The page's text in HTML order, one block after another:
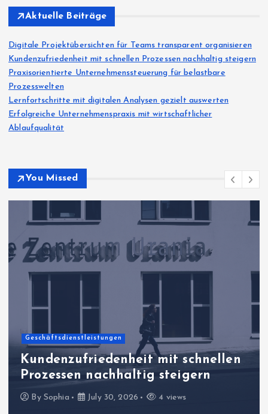
Aktuelle Beiträge
Digitale Projektübersichten für Teams transparent organisieren
Kundenzufriedenheit mit schnellen Prozessen nachhaltig steigern
Praxisorientierte Unternehmenssteuerung für belastbare
Prozesswelten
Lernfortschritte mit digitalen Analysen gezielt auswerten
Erfolgreiche Unternehmenspraxis mit wirtschaftlicher
Ablaufqualität
You Missed
Geschäftsdienstleistungen
Kundenzufriedenheit mit schnellen
Prozessen nachhaltig steigern
By Sophia July 30, 2026 4 views